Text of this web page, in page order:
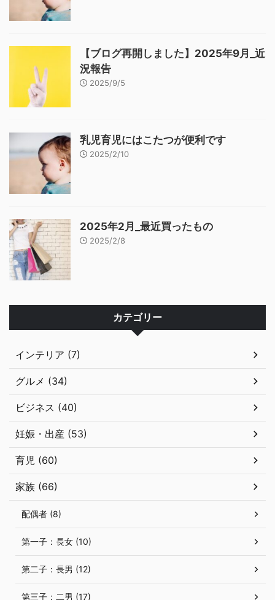
【ブログ再開しました】2025年9月_近
況報告
2025/9/5
乳児育児にはこたつが便利です
2025/2/10
2025年2月_最近買ったもの
2025/2/8
カテゴリー
インテリア (7)
グルメ (34)
ビジネス (40)
妊娠・出産 (53)
育児 (60)
家族 (66)
配偶者 (8)
第一子：長女 (10)
第二子：長男 (12)
第三子：二男 (17)